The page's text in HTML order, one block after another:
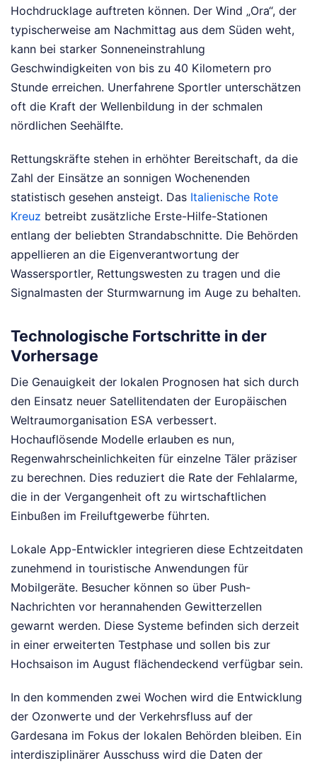
Hochdrucklage auftreten können. Der Wind „Ora“, der
typischerweise am Nachmittag aus dem Süden weht,
kann bei starker Sonneneinstrahlung
Geschwindigkeiten von bis zu 40 Kilometern pro
Stunde erreichen. Unerfahrene Sportler unterschätzen
oft die Kraft der Wellenbildung in der schmalen
nördlichen Seehälfte.
Rettungskräfte stehen in erhöhter Bereitschaft, da die
Zahl der Einsätze an sonnigen Wochenenden
statistisch gesehen ansteigt. Das Italienische Rote
Kreuz betreibt zusätzliche Erste-Hilfe-Stationen
entlang der beliebten Strandabschnitte. Die Behörden
appellieren an die Eigenverantwortung der
Wassersportler, Rettungswesten zu tragen und die
Signalmasten der Sturmwarnung im Auge zu behalten.
Technologische Fortschritte in der
Vorhersage
Die Genauigkeit der lokalen Prognosen hat sich durch
den Einsatz neuer Satellitendaten der Europäischen
Weltraumorganisation ESA verbessert.
Hochauflösende Modelle erlauben es nun,
Regenwahrscheinlichkeiten für einzelne Täler präziser
zu berechnen. Dies reduziert die Rate der Fehlalarme,
die in der Vergangenheit oft zu wirtschaftlichen
Einbußen im Freiluftgewerbe führten.
Lokale App-Entwickler integrieren diese Echtzeitdaten
zunehmend in touristische Anwendungen für
Mobilgeräte. Besucher können so über Push-
Nachrichten vor herannahenden Gewitterzellen
gewarnt werden. Diese Systeme befinden sich derzeit
in einer erweiterten Testphase und sollen bis zur
Hochsaison im August flächendeckend verfügbar sein.
In den kommenden zwei Wochen wird die Entwicklung
der Ozonwerte und der Verkehrsfluss auf der
Gardesana im Fokus der lokalen Behörden bleiben. Ein
interdisziplinärer Ausschuss wird die Daten der